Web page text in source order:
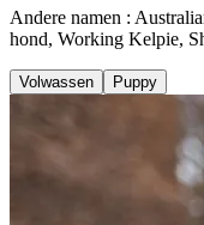
Andere namen :
hond, Working Kelpie,
Volwassen Puppy